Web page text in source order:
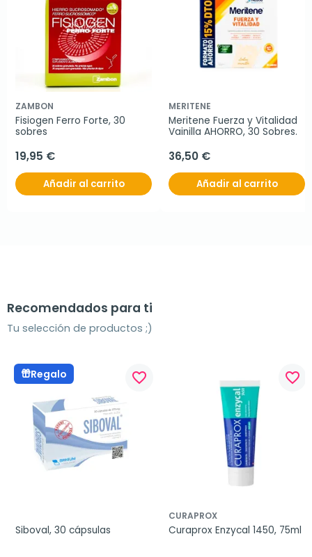
ZAMBON
Fisiogen Ferro Forte, 30
sobres
19,95 €
Añadir al carrito
MERITENE
Meritene Fuerza y Vitalidad
Vainilla AHORRO, 30 Sobres.
36,50 €
Añadir al carrito
Recomendados para ti
Tu selección de productos ;)
Regalo favorite_border
Siboval, 30 cápsulas
favorite_border
CURAPROX
Curaprox Enzycal 1450, 75ml